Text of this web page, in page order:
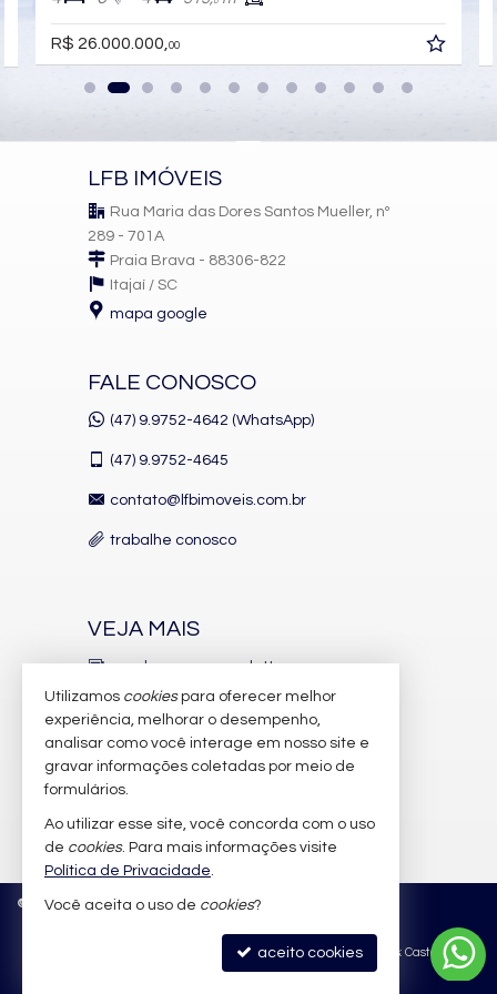
R$ 26.000.000,00
LFB IMÓVEIS
Rua Maria das Dores Santos Mueller, nº
289 - 701A
Praia Brava - 88306-822
Itajaí / SC
mapa google
FALE CONOSCO
(47) 9.9752-4642 (WhatsApp)
(47) 9.9752-4645
contato@lfbimoveis.com.br
trabalhe conosco
VEJA MAIS
receba nosso newsletter
indicadores financeiros
cadastre seu imóvel
imóveis favoritos
mapa de imóveis
© 2026 CRECI/SC 6.388-J Política de Privacidade
Site para imobiliárias: Castel Digital
Utilizamos cookiespara oferecer melhor
experiência, melhorar o desempenho,
analisar como você interage em nosso site e
gravar informações coletadas por meio de
formulários.
Ao utilizar esse site, você concorda com o uso
de cookies. Para mais informações visite
Política de Privacidade.
Você aceita o uso de cookies?
aceito cookies